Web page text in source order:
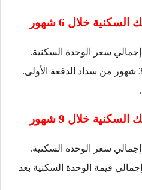
خلال 6 شهور
خلال 9 شهور
: 10% من إجمالي قيمة الوحدة السكنية بعد